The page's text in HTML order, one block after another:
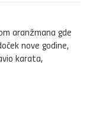
aranžmana gde
nove godine,
karata,